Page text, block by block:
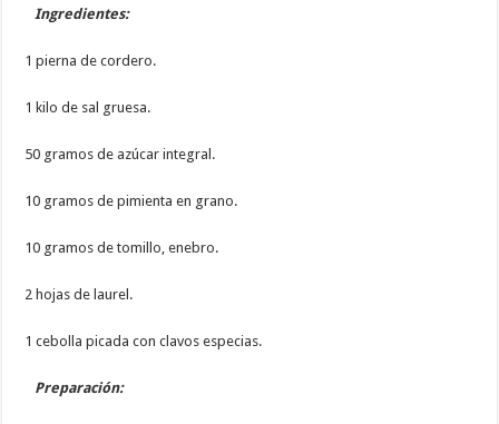
Ingredientes:
1 pierna de cordero.
1 kilo de sal gruesa.
50 gramos de azúcar integral.
10 gramos de pimienta en grano.
10 gramos de tomillo, enebro.
2 hojas de laurel.
1 cebolla picada con clavos especias.
Preparación: